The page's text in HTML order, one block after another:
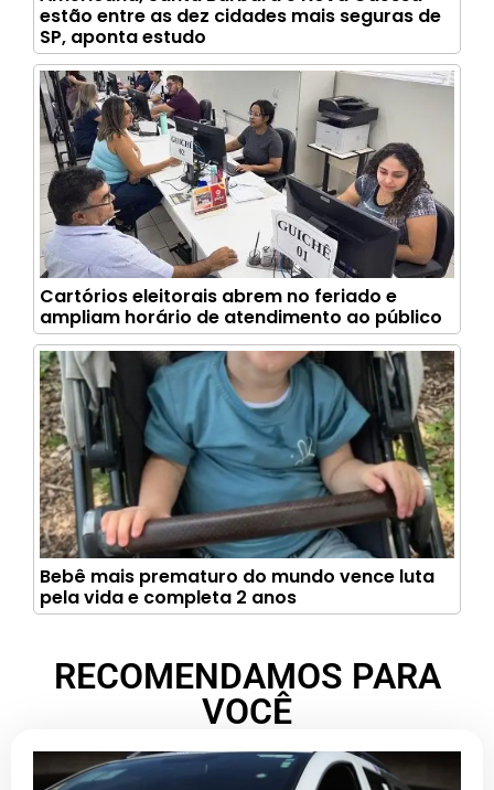
estão entre as dez cidades mais seguras de
SP, aponta estudo
Cartórios eleitorais abrem no feriado e
ampliam horário de atendimento ao público
Bebê mais prematuro do mundo vence luta
pela vida e completa 2 anos
RECOMENDAMOS PARA
VOCÊ